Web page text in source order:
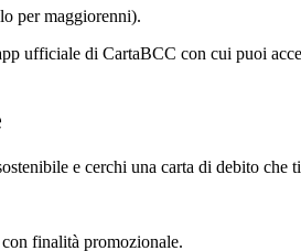
per maggiorenni).
ufficiale di CartaBCC con cui puoi
e cerchi una carta di debito
finalità promozionale.